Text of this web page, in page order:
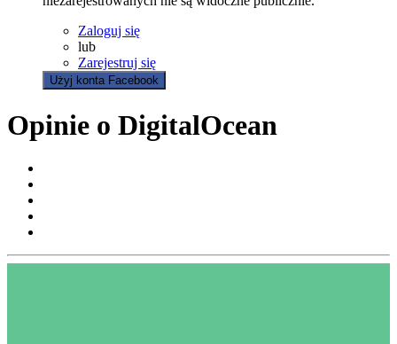
Zaloguj się
lub
Zarejestruj się
Użyj konta Facebook
Opinie o DigitalOcean